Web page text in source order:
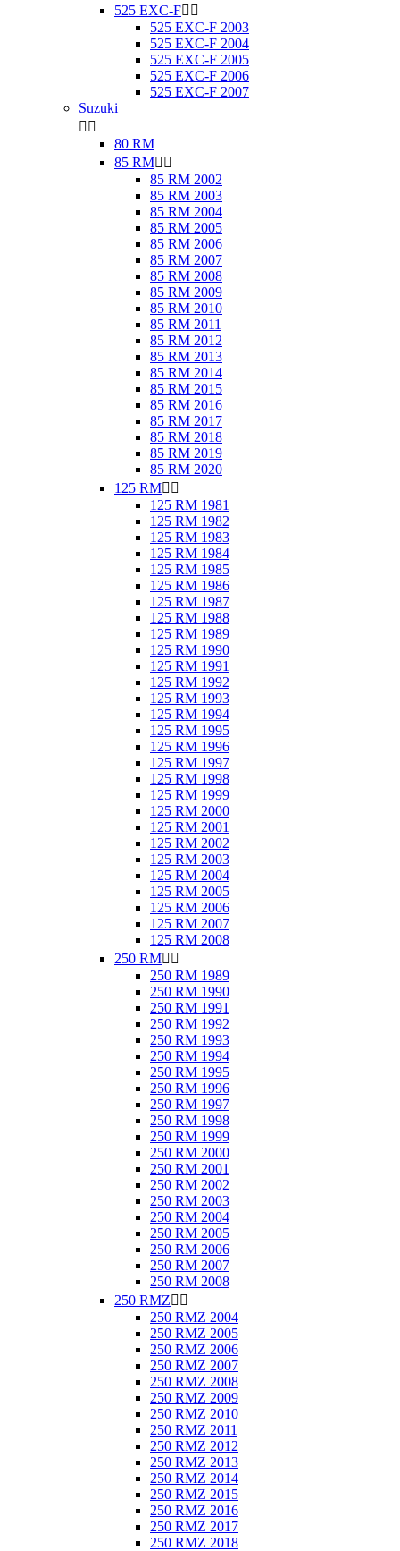
525 EXC-F 
525 EXC-F 2003
525 EXC-F 2004
525 EXC-F 2005
525 EXC-F 2006
525 EXC-F 2007
Suzuki
 
80 RM
85 RM 
85 RM 2002
85 RM 2003
85 RM 2004
85 RM 2005
85 RM 2006
85 RM 2007
85 RM 2008
85 RM 2009
85 RM 2010
85 RM 2011
85 RM 2012
85 RM 2013
85 RM 2014
85 RM 2015
85 RM 2016
85 RM 2017
85 RM 2018
85 RM 2019
85 RM 2020
125 RM 
125 RM 1981
125 RM 1982
125 RM 1983
125 RM 1984
125 RM 1985
125 RM 1986
125 RM 1987
125 RM 1988
125 RM 1989
125 RM 1990
125 RM 1991
125 RM 1992
125 RM 1993
125 RM 1994
125 RM 1995
125 RM 1996
125 RM 1997
125 RM 1998
125 RM 1999
125 RM 2000
125 RM 2001
125 RM 2002
125 RM 2003
125 RM 2004
125 RM 2005
125 RM 2006
125 RM 2007
125 RM 2008
250 RM 
250 RM 1989
250 RM 1990
250 RM 1991
250 RM 1992
250 RM 1993
250 RM 1994
250 RM 1995
250 RM 1996
250 RM 1997
250 RM 1998
250 RM 1999
250 RM 2000
250 RM 2001
250 RM 2002
250 RM 2003
250 RM 2004
250 RM 2005
250 RM 2006
250 RM 2007
250 RM 2008
250 RMZ 
250 RMZ 2004
250 RMZ 2005
250 RMZ 2006
250 RMZ 2007
250 RMZ 2008
250 RMZ 2009
250 RMZ 2010
250 RMZ 2011
250 RMZ 2012
250 RMZ 2013
250 RMZ 2014
250 RMZ 2015
250 RMZ 2016
250 RMZ 2017
250 RMZ 2018